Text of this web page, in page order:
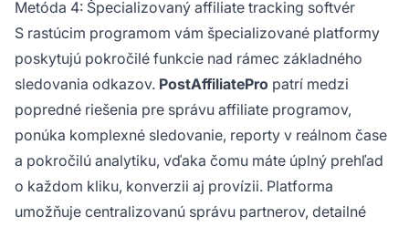
Metóda 4: Špecializovaný affiliate tracking softvér
S rastúcim programom vám špecializované platformy
poskytujú pokročilé funkcie nad rámec základného
sledovania odkazov. PostAffiliatePro patrí medzi
popredné riešenia pre správu affiliate programov,
ponúka komplexné sledovanie, reporty v reálnom čase
a pokročilú analytiku, vďaka čomu máte úplný prehľad
o každom kliku, konverzii aj provízii. Platforma
umožňuje centralizovanú správu partnerov, detailné